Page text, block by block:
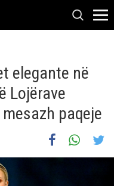
elegante në
Lojërave
paqeje